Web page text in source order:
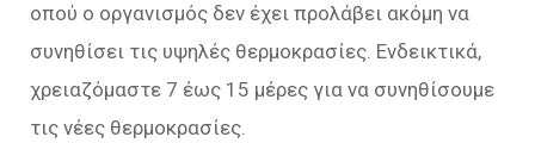
οπού ο οργανισμός δεν έχει προλάβει ακόμη να
συνηθίσει τις υψηλές θερμοκρασίες. Ενδεικτικά,
χρειαζόμαστε 7 έως 15 μέρες για να συνηθίσουμε
τις νέες θερμοκρασίες.